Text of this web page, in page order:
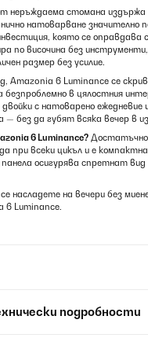
неръждаема стомана издържа
натоварване значително
която се оправдава
по височина без
размер без усилие.
Amazonia 6 Luminance се
безпроблемно в цялостния
с натоварено ежедневие
— без да губят всяка вечер в
6 Luminance?
при всеки цикъл и е компактна
осигурява спретнат вид
насладете на вечери без
6 Luminance.
подробности